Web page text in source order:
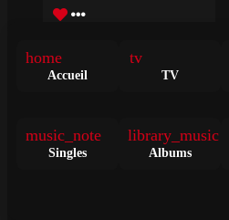
I Do • Stray Kids
TITRE • il y a 3 jours
711K
home
Accueil
tv
TV
music_note
Singles
library_music
Albums